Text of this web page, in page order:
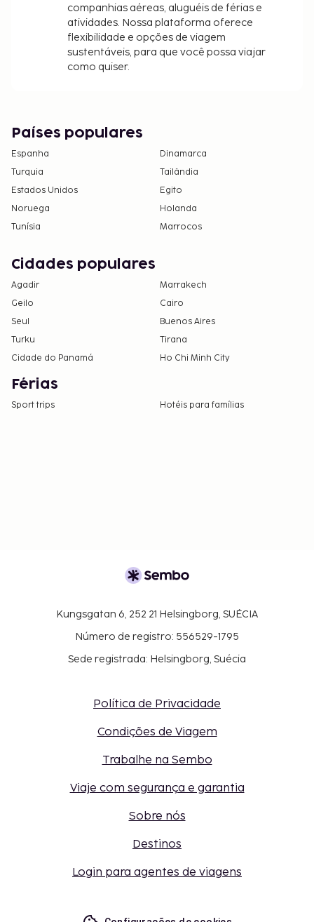
Todas as pessoas alojadas, incluindo crianças,
deverão estar presentes durante o registo de
entrada e exibir o respetivo documento de
identificação ou passaporte.
não poderão exceder 5000 EUR. Para mais
informações, contacte o alojamento através
dos dados que constam na confirmação de
reserva.
O alojamento dispõe de quartos
contíguos/comunicantes, sujeitos a
disponibilidade. Contacte diretamente o
incluído na confirmação de reserva.
companhias aéreas, aluguéis de férias e
atividades. Nossa plataforma oferece
flexibilidade e opções de viagem
sustentáveis, para que você possa viajar
como quiser.
Países populares
Espanha
Dinamarca
Turquia
Tailândia
Estados Unidos
Egito
Noruega
Holanda
Tunísia
Marrocos
Cidades populares
Agadir
Marrakech
Geilo
Cairo
Seul
Buenos Aires
Turku
Tirana
Cidade do Panamá
Ho Chi Minh City
Férias
Sport trips Hotéis para famílias
Kungsgatan 6, 252 21 Helsingborg, SUÉCIA
Número de registro: 556529-1795
Sede registrada: Helsingborg, Suécia
Política de Privacidade
Condições de Viagem
Trabalhe na Sembo
Viaje com segurança e garantia
Sobre nós
Destinos
Login para agentes de viagens